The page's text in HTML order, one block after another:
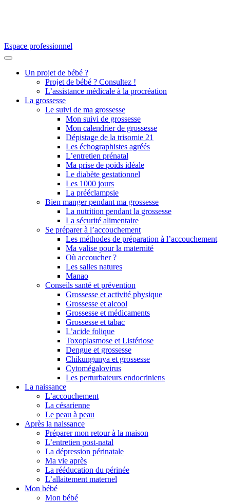
Espace professionnel
Un projet de bébé ?
Projet de bébé ? Consultez !
L’assistance médicale à la procréation
La grossesse
Le suivi de ma grossesse
Mon suivi de grossesse
Mon calendrier de grossesse
Dépistage de la trisomie 21
Les échographistes agréés
L’entretien prénatal
Ma prise de poids idéale
Le diabète gestationnel
Les 1000 jours
La prééclampsie
Bien manger pendant ma grossesse
La nutrition pendant la grossesse
La sécurité alimentaire
Se préparer à l’accouchement
Les méthodes de préparation à l’accouchement
Ma valise pour la maternité
Où accoucher ?
Les salles natures
Manao
Conseils santé et prévention
Grossesse et activité physique
Grossesse et alcool
Grossesse et médicaments
Grossesse et tabac
L’acide folique
Toxoplasmose et Listériose
Dengue et grossesse
Chikungunya et grossesse
Cytomégalovirus
Les perturbateurs endocriniens
La naissance
L’accouchement
La césarienne
Le peau à peau
Après la naissance
Préparer mon retour à la maison
L’entretien post-natal
La dépression périnatale
Ma vie après
La rééducation du périnée
L’allaitement maternel
Mon bébé
Mon bébé